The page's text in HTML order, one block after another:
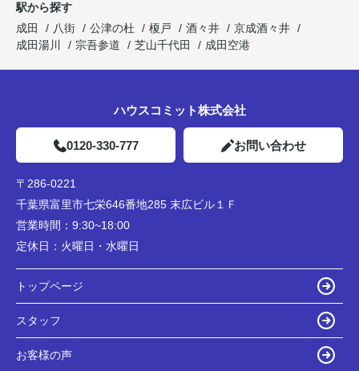
駅から探す
成田
八街 公津の杜 榎戸 酒々井
京成酒々井
成田湯川
宗吾参道 芝山千代田 成田空港
ハウスコミット株式会社
0120-330-777 お問い合わせ
〒286-0221
千葉県富里市七栄646番地285 末広ビル１Ｆ
営業時間： 9:30~18:00
定休日： 火曜日・水曜日
トップページ
スタッフ
お客様の声